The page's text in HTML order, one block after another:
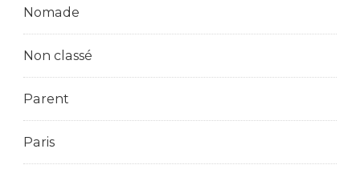
Nomade
Non classé
Parent
Paris